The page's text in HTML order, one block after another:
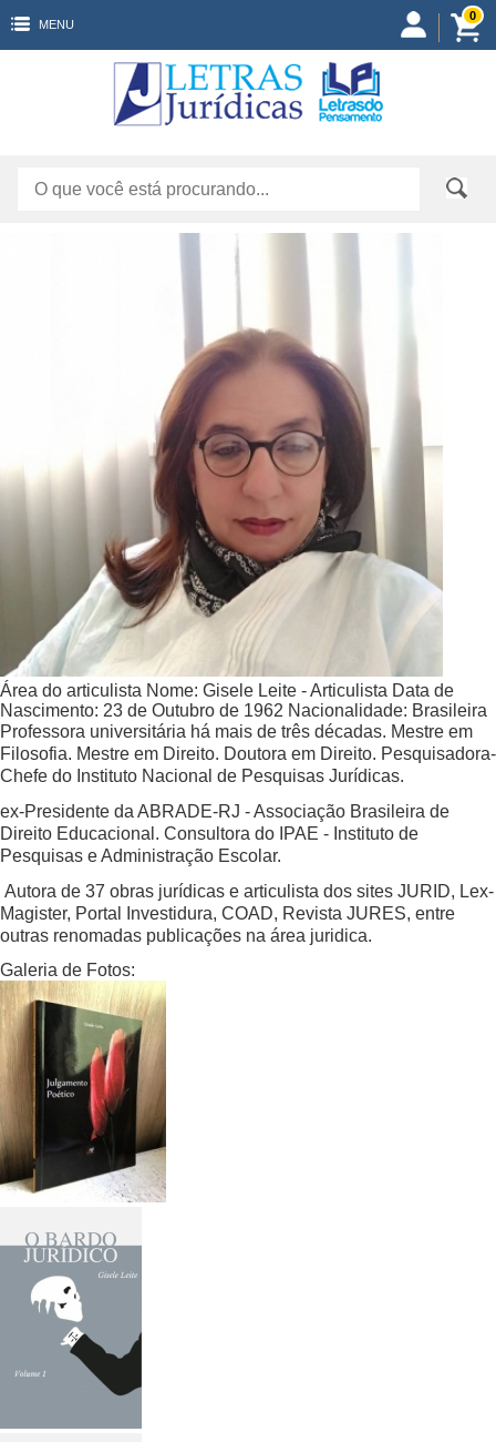
MENU
0
Área do articulista Nome: Gisele Leite - Articulista Data de
Nascimento: 23 de Outubro de 1962 Nacionalidade: Brasileira
Professora universitária há mais de três décadas. Mestre em
Filosofia. Mestre em Direito. Doutora em Direito. Pesquisadora-
Chefe do Instituto Nacional de Pesquisas Jurídicas.
ex-Presidente da ABRADE-RJ - Associação Brasileira de
Direito Educacional. Consultora do IPAE - Instituto de
Pesquisas e Administração Escolar.
Autora de 37 obras jurídicas e articulista dos sites JURID, Lex-
Magister, Portal Investidura, COAD, Revista JURES, entre
outras renomadas publicações na área juridica.
Galeria de Fotos: